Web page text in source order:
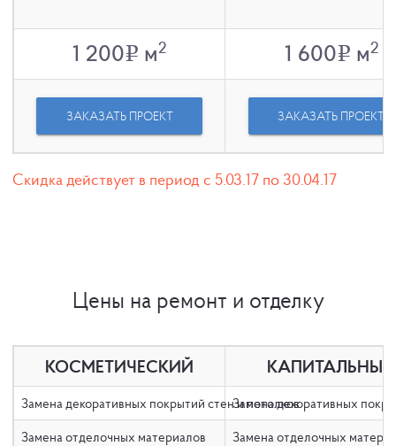
1 200v м2 1 600v м2
ЗАКАЗАТЬ ПРОЕКТ ЗАКАЗАТЬ ПРОЕКТ
Скидка действует в период с 5.03.17 по 30.04.17
Цены на ремонт и отделку
КОСМЕТИЧЕСКИЙ КАПИТАЛЬНЫЙ
Замена декоративных покрытий стен и потолков
Замена декоративных
Замена отделочных материалов
Замена отделочных